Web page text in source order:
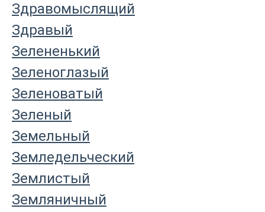
Здравомыслящий
Здравый
Зелененький
Зеленоглазый
Зеленоватый
Зеленый
Земельный
Земледельческий
Землистый
Земляничный